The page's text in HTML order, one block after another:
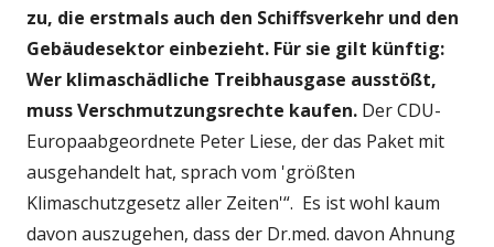
zu, die erstmals auch den Schiffsverkehr und den
Gebäudesektor einbezieht. Für sie gilt künftig:
Wer klimaschädliche Treibhausgase ausstößt,
muss Verschmutzungsrechte kaufen. Der CDU-
Europaabgeordnete Peter Liese, der das Paket mit
ausgehandelt hat, sprach vom 'größten
Klimaschutzgesetz aller Zeiten'“. Es ist wohl kaum
davon auszugehen, dass der Dr.med. davon Ahnung